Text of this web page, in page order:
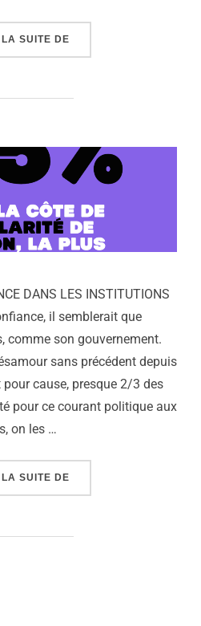
LA SUITE DE
DANS LES INSTITUTIONS
il semblerait que
comme son gouvernement.
sans précédent depuis
cause, presque 2/3 des
pour ce courant politique aux
on les …
SUITE DE